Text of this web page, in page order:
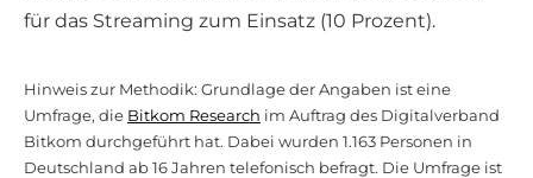
für das Streaming zum Einsatz (10 Prozent).
Hinweis zur Methodik: Grundlage der Angaben ist eine
Umfrage, die Bitkom Research im Auftrag des Digitalverband
Bitkom durchgeführt hat. Dabei wurden 1.163 Personen in
Deutschland ab 16 Jahren telefonisch befragt. Die Umfrage ist